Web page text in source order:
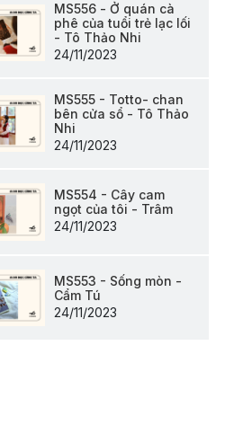
MS556 - Ở quán cà
phê của tuổi trẻ lạc lối
- Tô Thảo Nhi
24/11/2023
MS555 - Totto- chan
bên cửa sổ - Tô Thảo
Nhi
24/11/2023
MS554 - Cây cam
ngọt của tôi - Trâm
24/11/2023
MS553 - Sống mòn -
Cẩm Tú
24/11/2023